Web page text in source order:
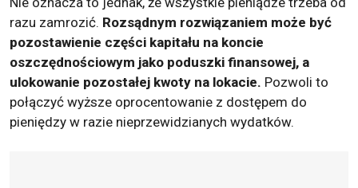
razu zamrozić. Rozsądnym rozwiązaniem może być
pozostawienie części kapitału na koncie
oszczędnościowym jako poduszki finansowej, a
ulokowanie pozostałej kwoty na lokacie. Pozwoli to
połączyć wyższe oprocentowanie z dostępem do
pieniędzy w razie nieprzewidzianych wydatków.